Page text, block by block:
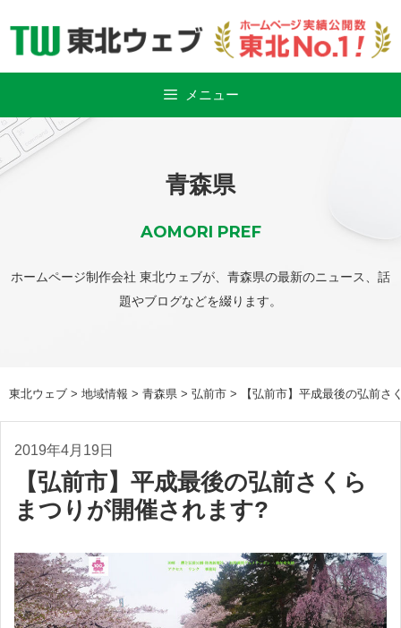
メニュー
青森県
AOMORI PREF
ホームページ制作会社 東北ウェブが、青森県の最新のニュース、話
題やブログなどを綴ります。
東北ウェブ > 地域情報 > 青森県 > 弘前市 > 【弘前市】平成最後の弘前さ
2019年4月19日
【弘前市】平成最後の弘前さくら
まつりが開催されます?